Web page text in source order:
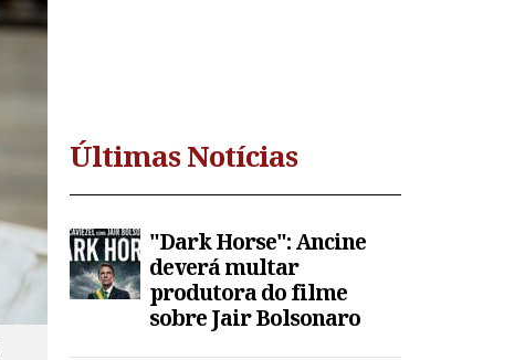
Últimas Notícias
"Dark Horse": Ancine
deverá multar
produtora do filme
sobre Jair Bolsonaro